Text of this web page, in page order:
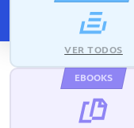
VER TODOS
EBOOKS